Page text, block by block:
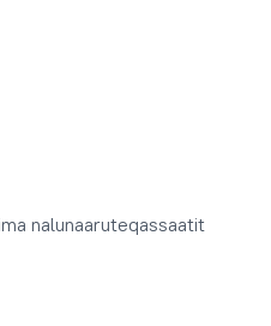
nalunaaruteqassaatit